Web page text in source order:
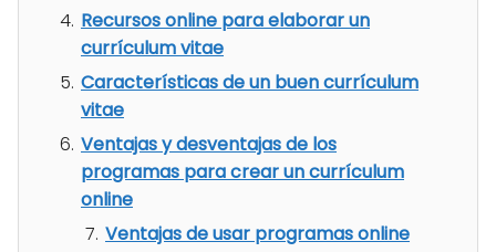
Recursos online para elaborar un
currículum vitae
Características de un buen currículum
vitae
Ventajas y desventajas de los
programas para crear un currículum
online
Ventajas de usar programas online